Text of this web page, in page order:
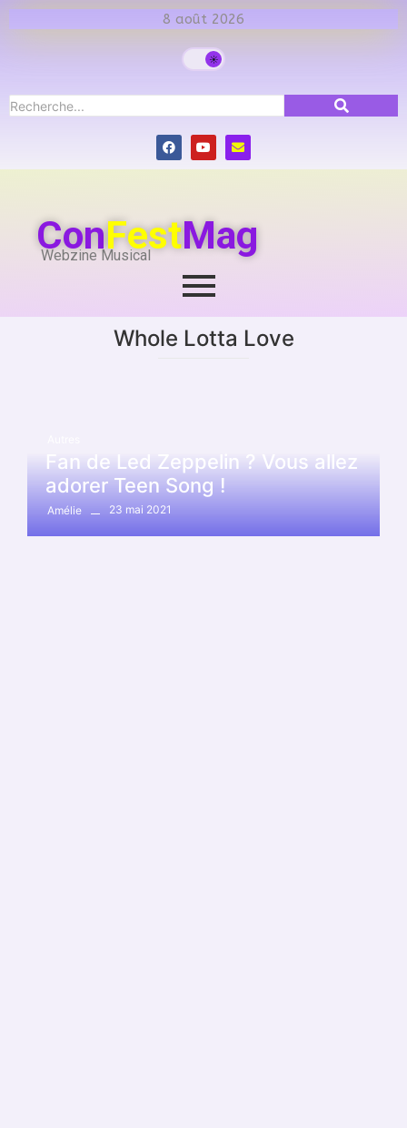
8 août 2026
ConFestMag
Webzine Musical
Whole Lotta Love
Fan de Led Zeppelin ? Vous allez
adorer Teen Song !
Amélie 23 mai 2021